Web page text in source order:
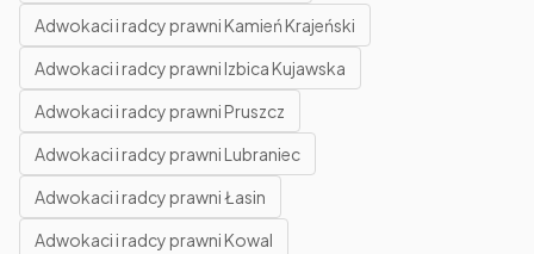
Adwokaci i radcy prawni Kamień Krajeński
Adwokaci i radcy prawni Izbica Kujawska
Adwokaci i radcy prawni Pruszcz
Adwokaci i radcy prawni Lubraniec
Adwokaci i radcy prawni Łasin
Adwokaci i radcy prawni Kowal